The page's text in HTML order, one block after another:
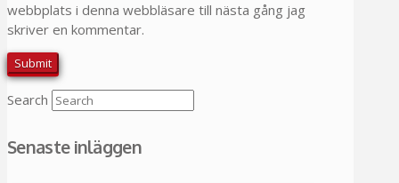
webbplats i denna webbläsare till nästa gång jag
skriver en kommentar.
Search
Senaste inläggen